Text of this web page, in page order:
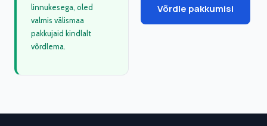
linnukesega, oled
valmis välismaa
pakkujaid kindlalt
võrdlema.
Võrdle pakkumisi